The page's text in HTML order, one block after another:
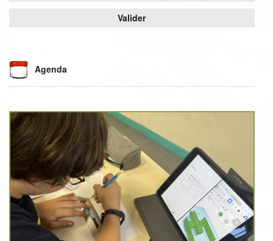
Agenda